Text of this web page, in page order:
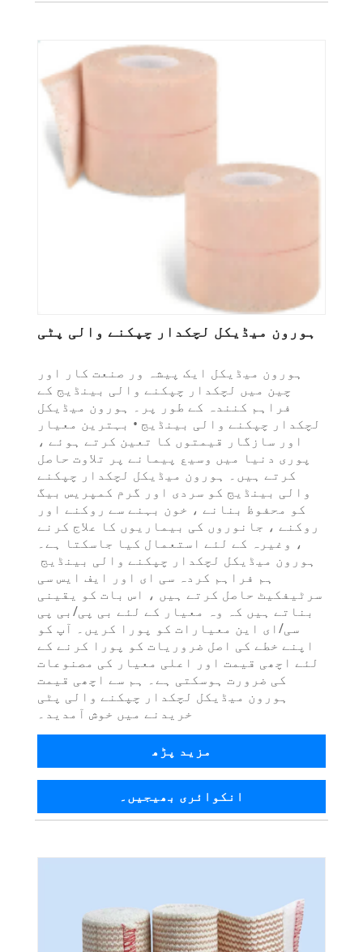
ہورون میڈیکل لچکدار چپکنے والی پٹی
ہورون میڈیکل ایک پیشہ ور صنعت کار اور
چین میں لچکدار چپکنے والی بینڈیج کے
فراہم کنندہ کے طور پر۔ ہورون میڈیکل
لچکدار چپکنے والی بینڈیج • بہترین معیار
اور سازگار قیمتوں کا تعین کرتے ہوئے ،
پوری دنیا میں وسیع پیمانے پر تلاوت حاصل
کرتے ہیں۔ ہورون میڈیکل لچکدار چپکنے
والی بینڈیج کو سردی اور گرم کمپریس بیگ
کو محفوظ بنانے ، خون بہنے سے روکنے اور
روکنے ، جانوروں کی بیماریوں کا علاج کرنے
، وغیرہ کے لئے استعمال کیا جاسکتا ہے۔
ہورون میڈیکل لچکدار چپکنے والی بینڈیج ‌
ہم فراہم کردہ سی ای اور ایف ایس سی
سرٹیفکیٹ حاصل کرتے ہیں ، اس بات کو یقینی
بناتے ہیں کہ وہ معیار کے لئے بی پی/بی پی
سی/ای این معیارات کو پورا کریں۔ آپ کو
اپنے خطے کی اصل ضروریات کو پورا کرنے کے
لئے اچھی قیمت اور اعلی معیار کی مصنوعات
کی ضرورت ہوسکتی ہے۔ ہم سے اچھی قیمت
ہورون میڈیکل لچکدار چپکنے والی پٹی
خریدنے میں خوش آمدید۔
مزید پڑھ
انکوائری بھیجیں۔